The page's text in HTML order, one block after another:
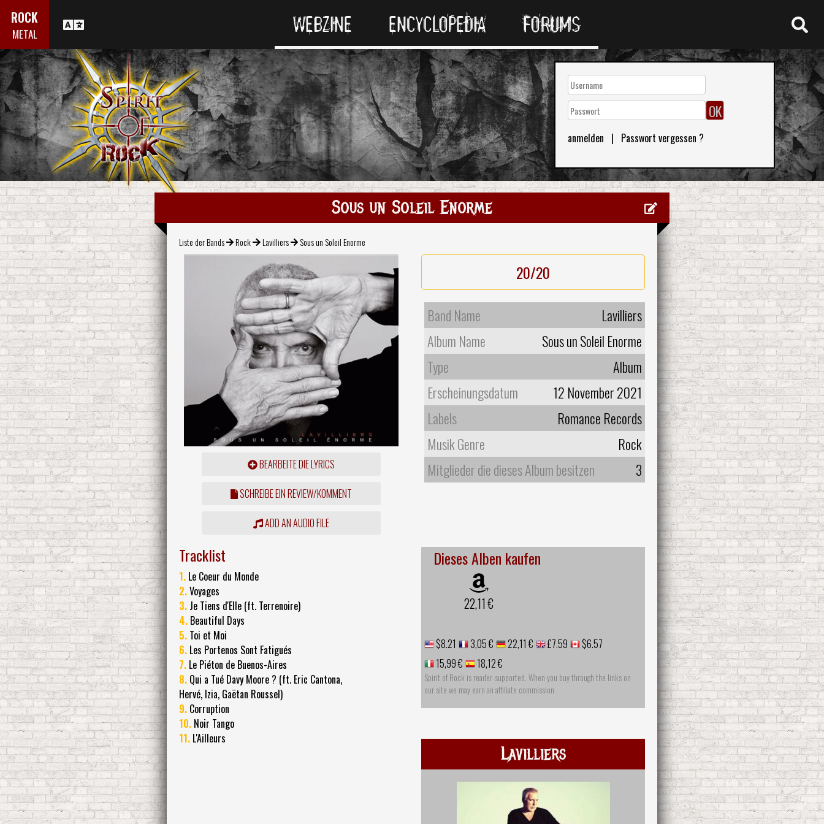
ROCK
METAL WEBZINE ENCYCLOPEDIA FORUMS
anmelden | Passwort vergessen ?
Sous un Soleil Enorme
Liste der Bands Rock Lavilliers Sous un Soleil Enorme
BEARBEITE DIE LYRICS
SCHREIBE EIN REVIEW/KOMMENT
ADD AN AUDIO FILE
20/20
Band Name
Lavilliers
Album Name
Sous un Soleil Enorme
Type
Album
Erscheinungsdatum
12 November 2021
Labels
Romance Records
Musik Genre
Rock
Mitglieder die dieses Album besitzen
3
Tracklist
1. Le Coeur du Monde
2.Voyages
3. Je Tiens d'Elle (ft. Terrenoire)
4. Beautiful Days
5. Toi et Moi
6. Les Portenos Sont Fatigués
7. Le Piéton de Buenos-Aires
8. Qui a Tué Davy Moore ? (ft. Eric Cantona,
Hervé, Izia, Gaëtan Roussel)
9. Corruption
10. Noir Tango
11. L'Ailleurs
Dieses Alben kaufen
22,11 €
$8.21 3,05 € 22,11 € £7.59
$6.57
15,99 €
18,12 €
Spirit of Rock is reader-supported. When you buy through the links on
our site we may earn an affiliate commission
Lavilliers